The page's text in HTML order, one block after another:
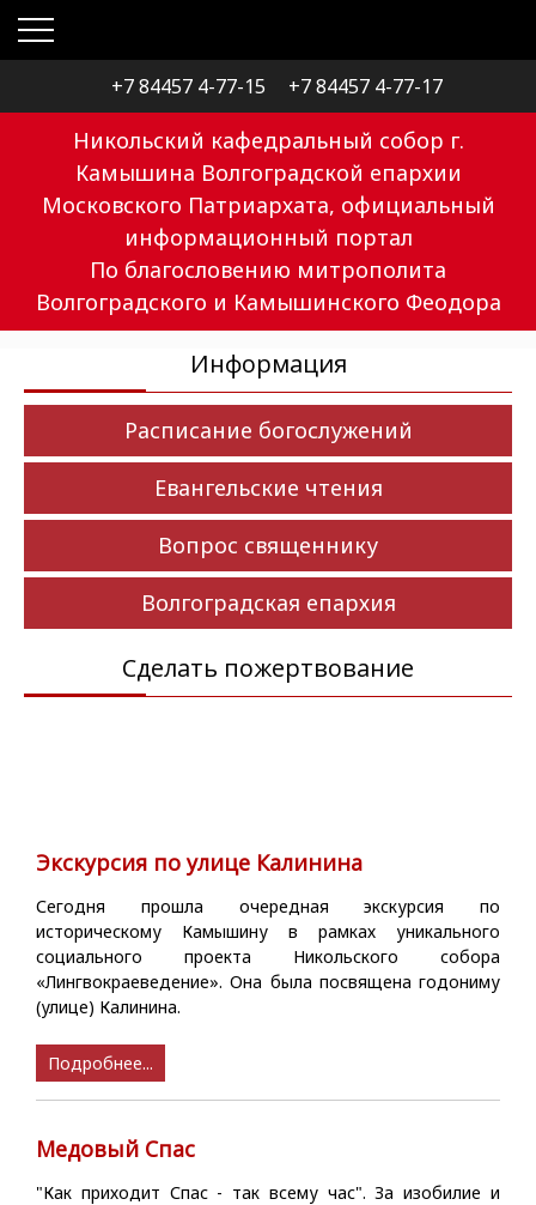
+7 84457 4-77-15 +7 84457 4-77-17
Никольский кафедральный собор г.
Камышина Волгоградской епархии
Московского Патриархата, официальный
информационный портал
По благословению митрополита
Волгоградского и Камышинского Феодора
Информация
Расписание богослужений
Евангельские чтения
Вопрос священнику
Волгоградская епархия
Сделать пожертвование
Экскурсия по улице Калинина
Сегодня прошла очередная экскурсия по
историческому Камышину в рамках уникального
социального проекта Никольского собора
«Лингвокраеведение». Она была посвящена годониму
(улице) Калинина.
Подробнее...
Медовый Спас
"Как приходит Спас - так всему час". За изобилие и